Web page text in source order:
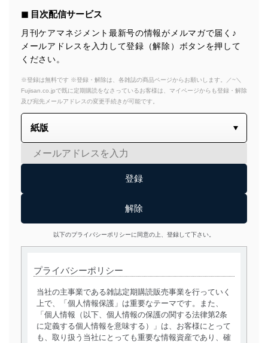
◼︎ 目次配信サービス
月刊ケアマネジメント最新号の情報がメルマガで届く♪
メールアドレスを入力して登録（解除）ボタンを押して
ください。
※登録は無料です ※登録・解除は、各雑誌の商品ページからお願いします。／~＼
Fujisan.co.jpで既に定期購読をなさっているお客様は、マイページからも登録・解除
及び宛先メールアドレスの変更手続きが可能です。
以下のプライバシーポリシーに同意の上、登録して下さい。
プライバシーポリシー
当社の主事業である雑誌定期購読販売事業を行っていく
上で、「個人情報保護」は重要なテーマです。また、
「個人情報（以下、個人情報の保護の関する法律第2条
に定義する個人情報を意味する）」は、お客様にとって
も、取り扱う当社にとっても重要な情報資産であり、確